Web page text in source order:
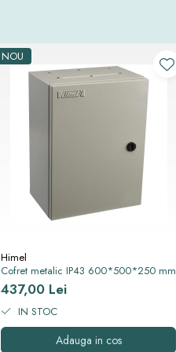
NOU
Himel
Cofret metalic IP43 600*500*250 mm
437,00 Lei
IN STOC
Adauga in cos